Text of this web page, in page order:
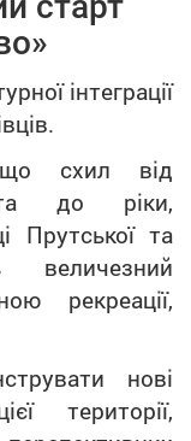
інтеграції
що схил від
до ріки,
Прутської та
рекреації,
нові
території,